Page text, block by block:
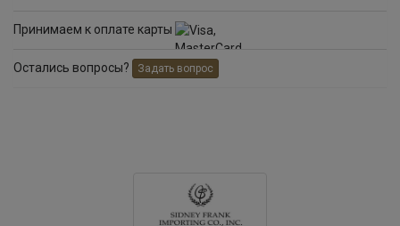
Принимаем к оплате карты
Остались вопросы? Задать вопрос